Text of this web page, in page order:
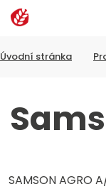
Úvodní stránka
SAMSON AGRO